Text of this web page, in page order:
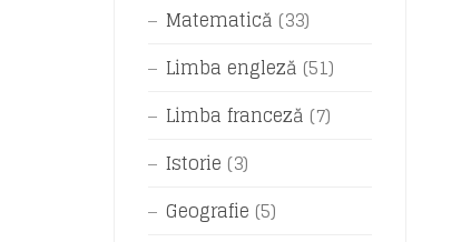
Matematică (33)
Limba engleză (51)
Limba franceză (7)
Istorie (3)
Geografie (5)